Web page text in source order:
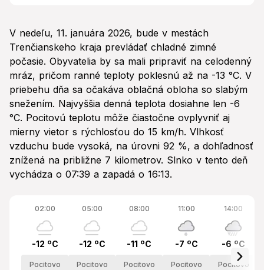
V nedeľu, 11. januára 2026, bude v mestách
Trenčianskeho kraja prevládať chladné zimné
počasie. Obyvatelia by sa mali pripraviť na celodenný
mráz, pričom ranné teploty poklesnú až na -13 °C. V
priebehu dňa sa očakáva oblačná obloha so slabým
snežením. Najvyššia denná teplota dosiahne len -6
°C. Pocitovú teplotu môže čiastočne ovplyvniť aj
mierny vietor s rýchlosťou do 15 km/h. Vlhkosť
vzduchu bude vysoká, na úrovni 92 %, a dohľadnosť
znížená na približne 7 kilometrov. Slnko v tento deň
vychádza o 07:39 a zapadá o 16:13.
02:00
-12 ºC
Pocitovo
05:00
-12 ºC
Pocitovo
08:00
-11 ºC
Pocitovo
11:00
-7 ºC
Pocitovo
14:00
-6 ºC
Pocitovo